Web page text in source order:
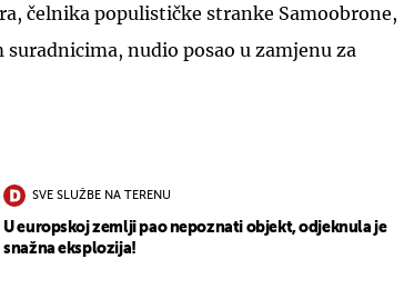
čelnika populističke stranke Samoobrone,
suradnicima, nudio posao u zamjenu za
SVE SLUŽBE NA TERENU
U europskoj zemlji pao nepoznati objekt, odjeknula je
snažna eksplozija!